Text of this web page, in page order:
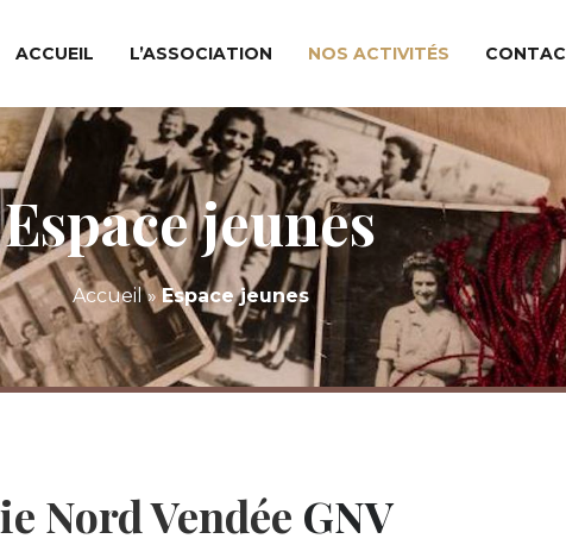
ACCUEIL L’ASSOCIATION NOS ACTIVITÉS
Espace jeunes
Accueil»Espace jeunes
Nord Vendée GNV